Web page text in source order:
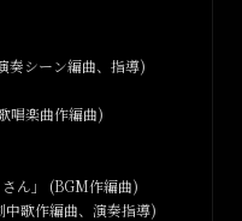
奏シーン編曲、指導)
唱楽曲作編曲)
ん」 (BGM作編曲)
歌作編曲、演奏指導)